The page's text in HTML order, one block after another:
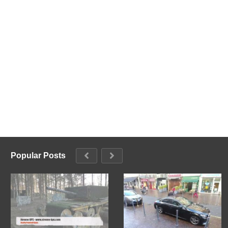
Popular Posts